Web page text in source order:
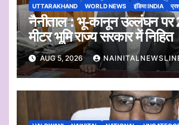
UTTARAKHAND
WORLD NEWS इंडिया INDIA
नैनीताल : भू-कानून उल्लंघन पर
मीटर भूमि राज्य सरकार में निहित
AUG 5, 2026